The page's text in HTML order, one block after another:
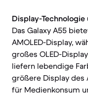
Display-Technologie
Das Galaxy A55
AMOLED-Display,
großes OLED-
liefern lebendige
größere Display des
für Medienkonsum